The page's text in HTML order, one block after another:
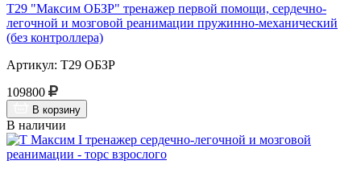
Т29 "Максим ОБЗР" тренажер первой помощи, сердечно-
легочной и мозговой реанимации пружинно-механический
(без контроллера)
Артикул: Т29 ОБЗР
109800
В корзину
В наличии